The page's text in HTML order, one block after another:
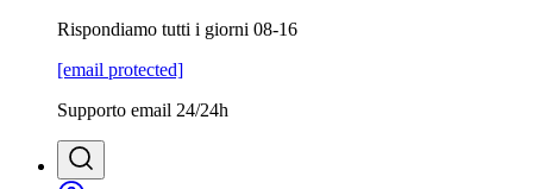
Rispondiamo tutti i giorni 08-16
[email protected]
Supporto email 24/24h